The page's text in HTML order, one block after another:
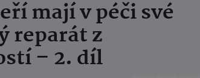
mají v péči své
reparát z
– 2. díl